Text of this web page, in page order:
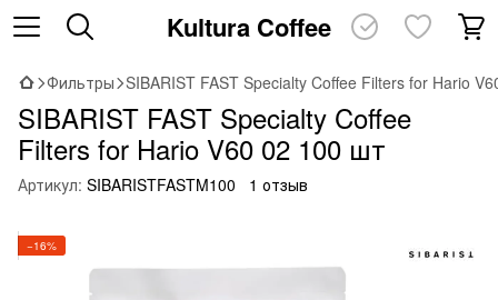
Kultura Coffee
Фильтры SIBARIST FAST Specialty Coffee Filters for Hario
SIBARIST FAST Specialty Coffee
Filters for Hario V60 02 100 шт
Артикул: SIBARISTFASTM100 1 отзыв
−16%